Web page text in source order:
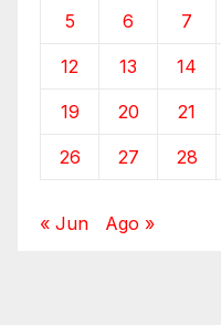
5 6 7
12 13 14
19 20 21
26 27 28
« Jun Ago »